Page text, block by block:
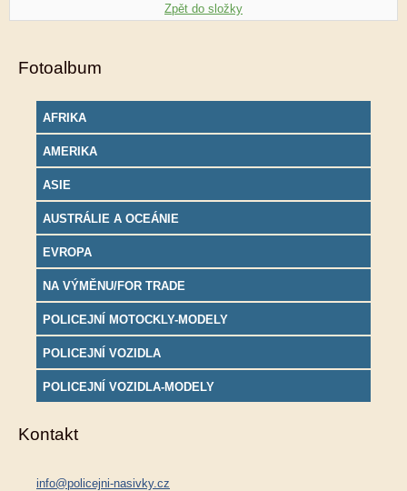
Zpět do složky
Fotoalbum
AFRIKA
AMERIKA
ASIE
AUSTRÁLIE A OCEÁNIE
EVROPA
NA VÝMĚNU/FOR TRADE
POLICEJNÍ MOTOCKLY-MODELY
POLICEJNÍ VOZIDLA
POLICEJNÍ VOZIDLA-MODELY
Kontakt
info@policejni-nasivky.cz